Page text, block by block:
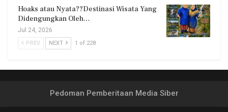
Hoaks atau Nyata??Destinasi Wisata Yang
Didengungkan Oleh…
Jul 24, 2026
PREV NEXT 1 of 228
Pedoman Pemberitaan Media Siber